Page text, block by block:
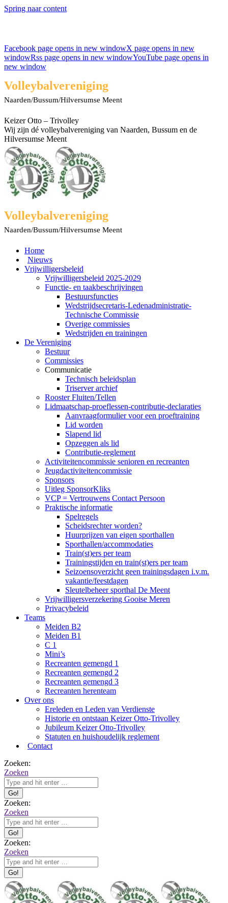
Spring naar content
Facebook page opens in new windowX page opens in new
windowRss page opens in new windowYouTube page opens in
new window
Volleybalvereniging
Naarden/Bussum/Hilversumse Meent
Keizer Otto – Trivolley
Wij zijn dé volleybalvereniging van Naarden, Bussum en de
Hilversumse Meent
Volleybalvereniging
Naarden/Bussum/Hilversumse Meent
Home
Nieuws
Vrijwilligersbeleid
Vrijwilligersbeleid 2025-2029
Functie- en taakbeschrijvingen
Bestuursfuncties
Wedstrijdsecretaris-Ledenadministratie-
Technische Commissie
Overige commissies
Wedstrijden en trainingen
De Vereniging
Bestuur
Commissies
Communicatie
Technisch beleidsplan
Triserver archief
Rooster Fluiten/Tellen
Lidmaatschap-proeflessen-contributie-declaraties
Aanvraagformulier voor een proeftraining
Lid worden
Slapend lid
Opzeggen als lid
Contributie-reglement
Activiteitencommissie senioren en recreanten
Jeugdactiviteitencommissie
Sponsors
Uitleg SponsorKliks
VCP = Vertrouwens Contact Persoon
Praktische informatie
Spelregels
Scheidsrechter worden?
Huurprijzen van eigen sporthallen
Sporthallen/accommodaties
Train(st)ers per team
Trainingstijden en train(st)ers per team
Seizoensoverzicht geen trainingsdagen i.v.m.
vakantie/feestdagen
Sleutelbeheer sporthal De Meent
Vrijwilligersverzekering Gooise Meren
Privacybeleid
Teams
Meiden B2
Meiden B1
C 1
Mini’s
Recreanten gemengd 1
Recreanten gemengd 2
Recreanten gemengd 3
Recreanten herenteam
Over ons
Ereleden en Leden van Verdienste
Historie en ontstaan Keizer Otto-Trivolley
Jubileum Keizer Otto-Trivolley
Statuten en huishoudelijk reglement
Contact
Zoeken:
Zoeken
Zoeken:
Zoeken
Zoeken:
Zoeken